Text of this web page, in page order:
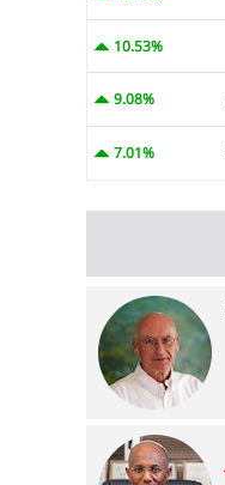
10.53%
9.08%
7.01%